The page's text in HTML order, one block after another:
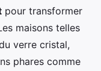
pour transformer
maisons telles
verre cristal,
phares comme